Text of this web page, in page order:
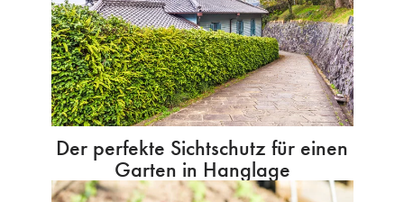
Der perfekte Sichtschutz für einen
Garten in Hanglage